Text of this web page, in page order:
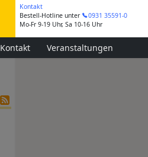
Kontakt
Bestell-Hotline unter
0931 35591-0
Mo-Fr 9-19 Uhr, Sa 10-16 Uhr
Kontakt Veranstaltungen